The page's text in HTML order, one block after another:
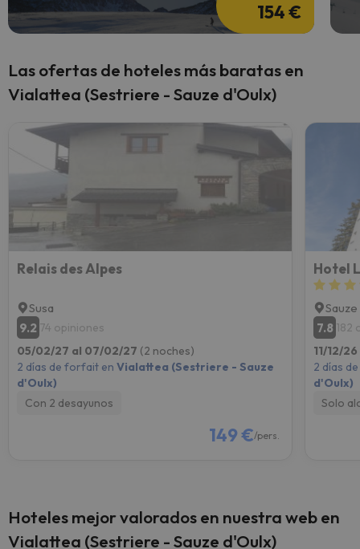
154 €
Las ofertas de hoteles más baratas en
Vialattea (Sestriere - Sauze d'Oulx)
Relais des Alpes
Susa
9.2 74 opiniones
05/02/27 al 07/02/27 (2 noches)
2 días de forfait en Vialattea (Sestriere - Sauze
d'Oulx)
Con 2 desayunos
149 €/pers.
Hotel
7.8 182
11/12/
2 días
d'Oulx)
Solo
Hoteles mejor valorados en nuestra web en
Vialattea (Sestriere - Sauze d'Oulx)